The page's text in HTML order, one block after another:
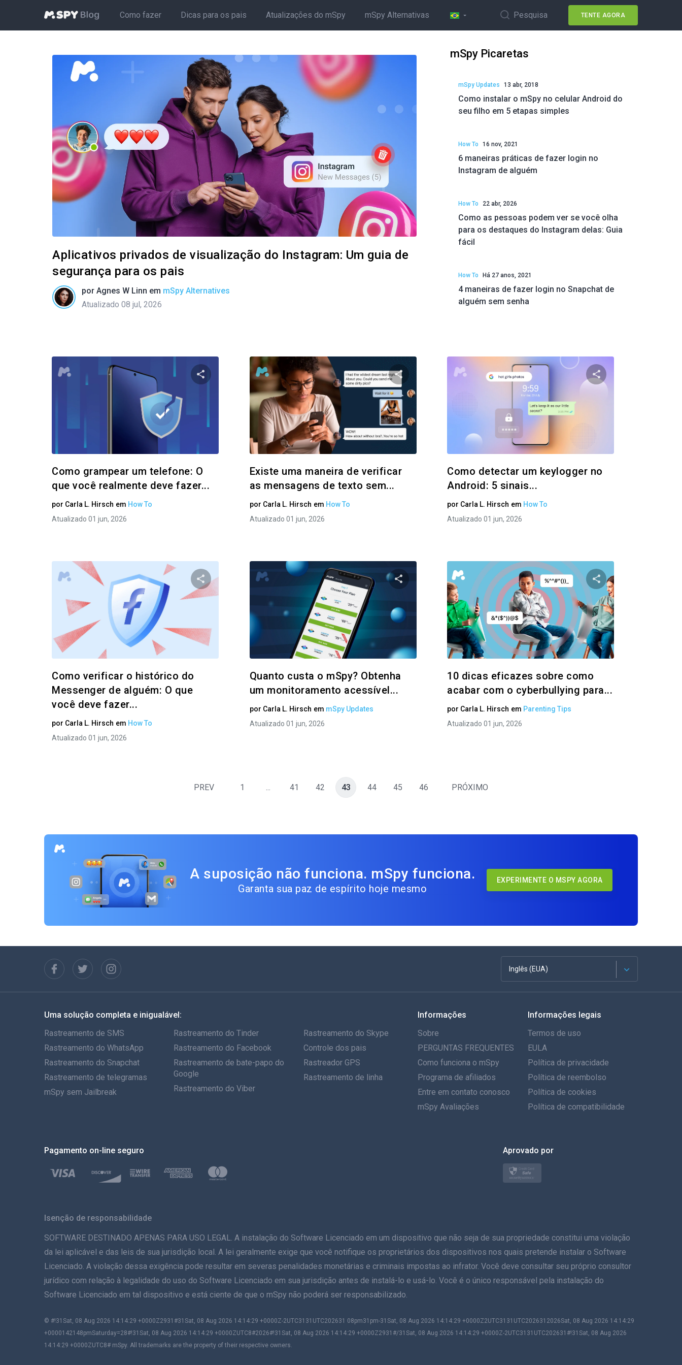
Como fazer Dicas para os pais Atualizações do mSpy mSpy Alternativas Pesquisa TENTE AGORA
Aplicativos privados de visualização do Instagram: Um guia de
segurança para os pais
por Agnes W Linn em mSpy Alternatives
Atualizado 08 jul, 2026
mSpy Picaretas
mSpy Updates 13 abr, 2018
Como instalar o mSpy no celular Android do
seu filho em 5 etapas simples
How To 16 nov, 2021
6 maneiras práticas de fazer login no
Instagram de alguém
How To 22 abr, 2026
Como as pessoas podem ver se você olha
para os destaques do Instagram delas: Guia
fácil
How To Há 27 anos, 2021
4 maneiras de fazer login no Snapchat de
alguém sem senha
Compartilhe este artigo
Facebook Copiar link
Como grampear um telefone: O
que você realmente deve fazer...
por Carla L. Hirsch em How To
Atualizado 01 jun, 2026
Compartilhe este artigo
Existe uma maneira de verificar
as mensagens de texto sem...
por Carla L. Hirsch em How To
Atualizado 01 jun, 2026
Como detectar um keylogger no
Android: 5 sinais...
por Carla L. Hirsch em How To
Atualizado 01 jun, 2026
Compartilhe este artigo
Twitter Facebook Copiar link
Como verificar o histórico do
Messenger de alguém: O que
você deve fazer...
por Carla L. Hirsch em How To
Atualizado 01 jun, 2026
Compartilhe este artigo
Twitter Facebook Copiar link
Quanto custa o mSpy? Obtenha
um monitoramento acessível...
por Carla L. Hirsch em mSpy Updates
Atualizado 01 jun, 2026
Compartilhe este
Twitter
10 dicas eficazes sobre como
acabar com o cyberbullying para...
por Carla L. Hirsch em Parenting Tips
Atualizado 01 jun, 2026
PREV 1 ... 41 42 43 44 45 46 PRÓXIMO
A suposição não funciona. mSpy funciona.
Garanta sua paz de espírito hoje mesmo
EXPERIMENTE O MSPY AGORA
Inglês (EUA)
Francês
Espanhol
Português
Italiano
Türkçe
Nórdico
Dansk
Uma solução completa e inigualável:
Rastreamento de SMS
Rastreamento do WhatsApp
Rastreamento do Snapchat
Rastreamento de telegramas
mSpy sem Jailbreak
Rastreamento do Tinder
Rastreamento do Facebook
Rastreamento de bate-papo do
Google
Rastreamento do Viber
Rastreamento do Skype
Controle dos pais
Rastreador GPS
Rastreamento de linha
Informações
Sobre
PERGUNTAS FREQUENTES
Como funciona o mSpy
Programa de afiliados
Entre em contato conosco
mSpy Avaliações
Informações legais
Termos de uso
EULA
Política de privacidade
Política de reembolso
Política de cookies
Política de compatibilidade
Pagamento on-line seguro Aprovado por
Isenção de responsabilidade
SOFTWARE DESTINADO APENAS PARA USO LEGAL. A instalação do Software Licenciado em um dispositivo que não seja de sua propriedade constitui uma violação
da lei aplicável e das leis de sua jurisdição local. A lei geralmente exige que você notifique os proprietários dos dispositivos nos quais pretende instalar o Software
Licenciado. A violação dessa exigência pode resultar em severas penalidades monetárias e criminais impostas ao infrator. Você deve consultar seu próprio consultor
jurídico com relação à legalidade do uso do Software Licenciado em sua jurisdição antes de instalá-lo e usá-lo. Você é o único responsável pela instalação do
Software Licenciado em tal dispositivo e está ciente de que o mSpy não poderá ser responsabilizado.
© #!31Sat, 08 Aug 2026 14:14:29 +0000Z2931#31Sat, 08 Aug 2026 14:14:29 +0000Z-2UTC3131UTC202631 08pm31pm-31Sat, 08 Aug 2026 14:14:29 +0000Z2UTC3131UTC2026312026Sat, 08 Aug 2026 14:14:29
+0000142148pmSaturday=28#!31Sat, 08 Aug 2026 14:14:29 +0000ZUTC8#2026#!31Sat, 08 Aug 2026 14:14:29 +0000Z2931#/31Sat, 08 Aug 2026 14:14:29 +0000Z-2UTC3131UTC202631#!31Sat, 08 Aug 2026
14:14:29 +0000ZUTC8# mSpy. All trademarks are the property of their respective owners.